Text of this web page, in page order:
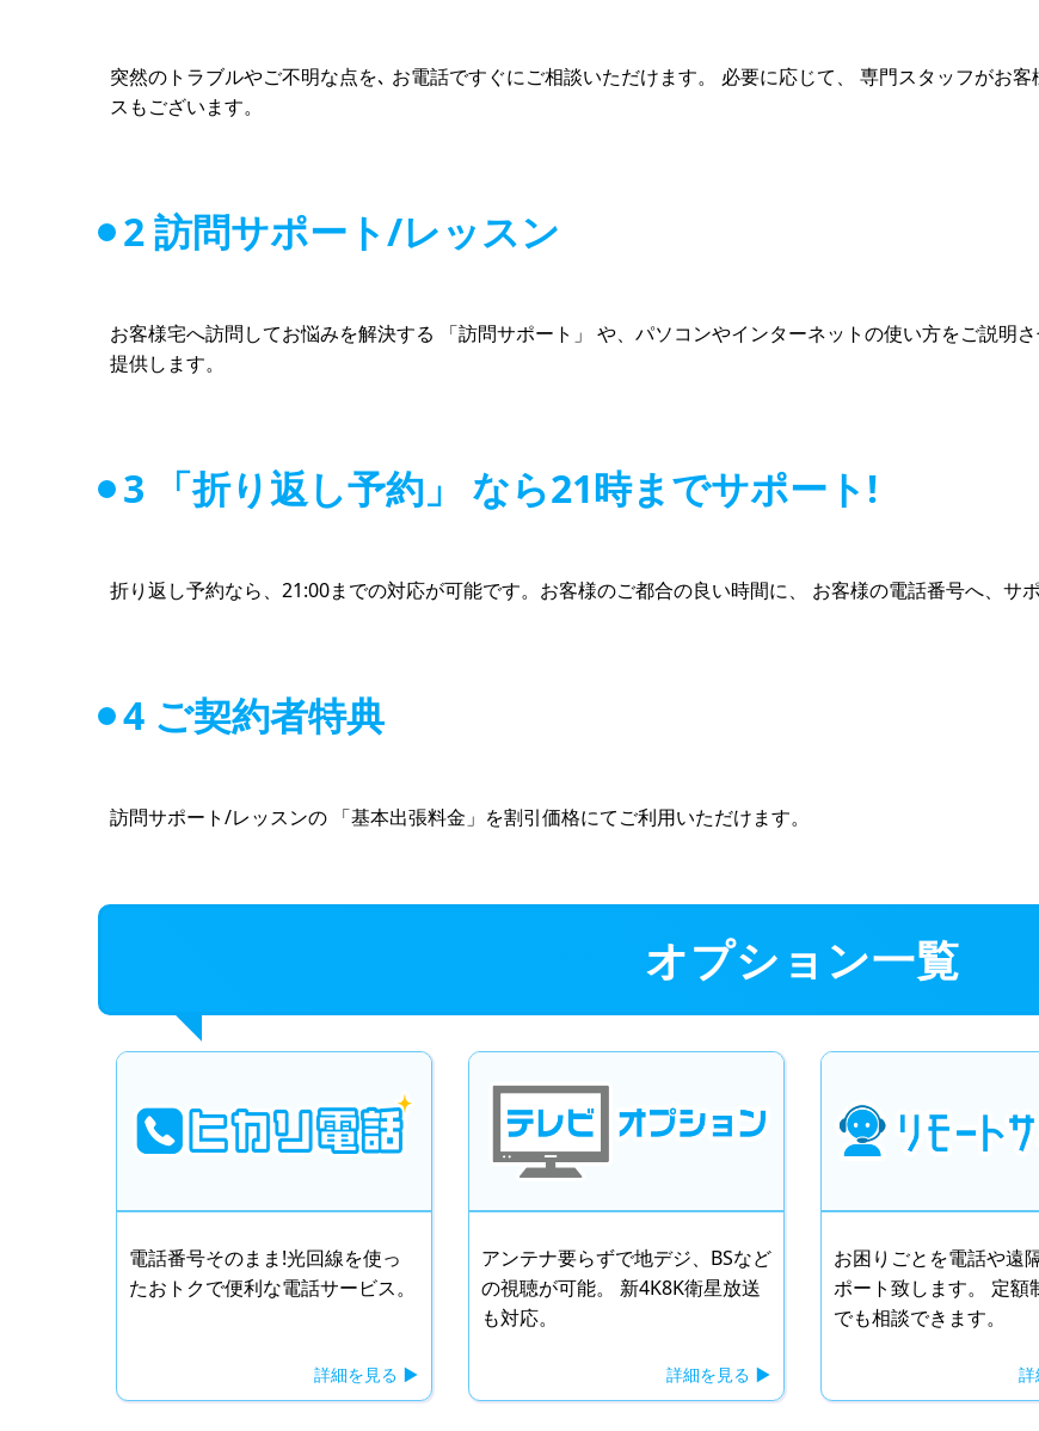
突然のトラブルやご不明な点を､ お電話ですぐにご相談いただけます。 必要に応じて、 専門スタッフがお
スもございます。
2 訪問サポート/レッスン
お客様宅へ訪問してお悩みを解決する 「訪問サポート」 や、パソコンやインターネットの使い方をご説明
提供します。
3 「折り返し予約」 なら21時までサポート!
折り返し予約なら、21:00までの対応が可能です。お客様のご都合の良い時間に、 お客様の電話番号へ、サ
4 ご契約者特典
訪問サポート/レッスンの 「基本出張料金」を割引価格にてご利用いただけます。
オプション一覧
電話番号そのまま!光回線を使っ
たおトクで便利な電話サービス。
詳細を見る
アンテナ要らずで地デジ、BSなど
の視聴が可能。 新4K8K衛星放送
も対応。
詳細を見る
お困りごとを電話や遠
ポート致します。 定額
でも相談できます。
詳